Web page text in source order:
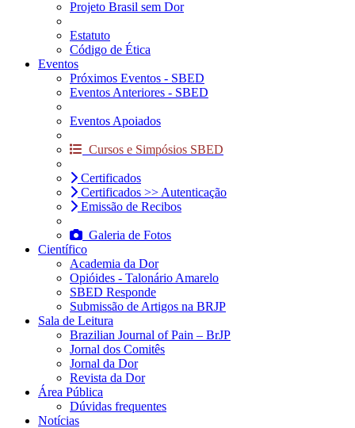
Projeto Brasil sem Dor
Estatuto
Código de Ética
Eventos
Próximos Eventos - SBED
Eventos Anteriores - SBED
Eventos Apoiados
Cursos e Simpósios SBED
Certificados
Certificados >> Autenticação
Emissão de Recibos
Galeria de Fotos
Científico
Academia da Dor
Opióides - Talonário Amarelo
SBED Responde
Submissão de Artigos na BRJP
Sala de Leitura
Brazilian Journal of Pain – BrJP
Jornal dos Comitês
Jornal da Dor
Revista da Dor
Área Pública
Dúvidas frequentes
Notícias